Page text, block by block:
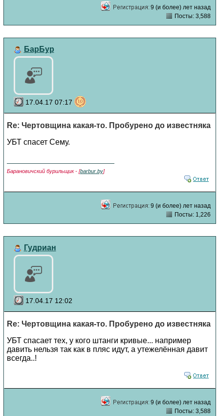
9 (и более) лет назад
Посты: 3,588
БарБур
17.04.17 07:17
Re: Чертовщина какая-то. Пробурено до известняка
УБТ спасет Сему.
Барановичский бурильщик - [barbur.by]
9 (и более) лет назад
Посты: 1,226
Гудриан
17.04.17 12:02
Re: Чертовщина какая-то. Пробурено до известняка
УБТ спасает тех, у кого штанги кривые... например
давить нельзя так как в пляс идут, а утежелённая давит
всегда..!
9 (и более) лет назад
Посты: 3,588